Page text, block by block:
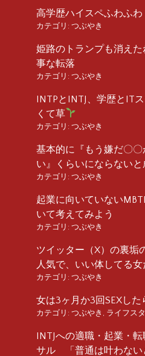
高学歴ハイスペふわふ
カテゴリ: つぶやき
姫路のトランプも消え
事な転落
カテゴリ: つぶやき
INTPとINTJ、学歴とIT
くて草
カテゴリ: つぶやき
基本的に『もう嫌だ〇
い』くらいにならない
カテゴリ: つぶやき
起業に向いていない
いて考えてみよう
カテゴリ: つぶやき
ツイッター（X）の裏垢
人気で、いい体してる
カテゴリ: つぶやき
女は3ヶ月か3回SEXした
カテゴリ: つぶやき ライフス
INTJへの適職・起業・
サル 「普通は叶わない